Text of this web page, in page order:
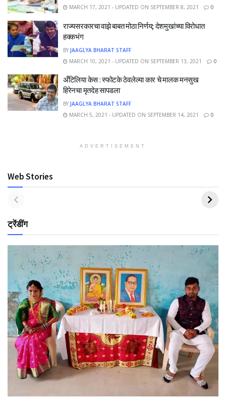
MARCH 17, 2021 - UPDATED ON SEPTEMBER 8, 2021
0
राज्यसरकारचा वाझे बाबत मोठा निर्णय; देशमुखांच्या विरोधात
हक्कभंग
BY JAAGLYA BHARAT STAFF
MARCH 10, 2021 - UPDATED ON SEPTEMBER 13, 2021
0
अँटिलिया केस : स्फोटके ठेवलेल्या कार चे मालक मनसुख
हिरेनचा मृतदेह सापडला
BY JAAGLYA BHARAT STAFF
MARCH 5, 2021 - UPDATED ON SEPTEMBER 14, 2021
0
ADVERTISEMENT
Web Stories
ट्रेंडींग